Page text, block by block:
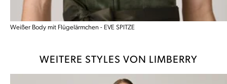
Weißer Body mit Flügelärmchen - EVE SPITZE
WEITERE STYLES VON LIMBERRY